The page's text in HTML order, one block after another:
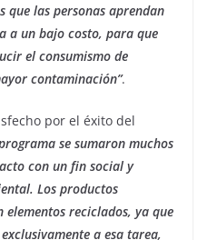
que las personas aprendan
a un bajo costo, para que
el consumismo de
contaminación”.
por el éxito del
se sumaron muchos
con un fin social y
Los productos
elementos reciclados, ya que
a esa tarea,